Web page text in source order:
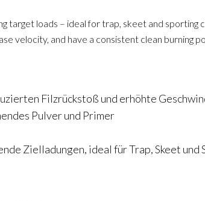
target loads – ideal for trap, skeet and sporting
velocity, and have a consistent clean burning
Filzrückstoß und erhöhte
Pulver und Primer
Zielladungen, ideal für Trap, Skeet und